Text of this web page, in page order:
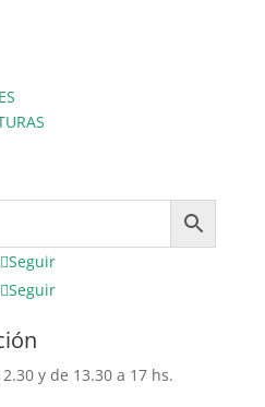
Seguir
Seguir
y de 13.30 a 17 hs.